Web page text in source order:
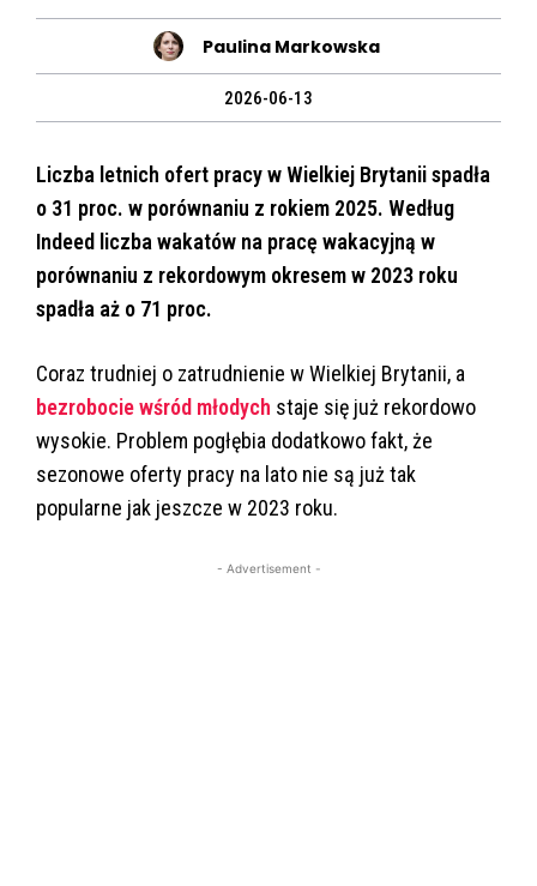
Paulina Markowska
2026-06-13
Liczba letnich ofert pracy w Wielkiej Brytanii spadła
o 31 proc. w porównaniu z rokiem 2025. Według
Indeed liczba wakatów na pracę wakacyjną w
porównaniu z rekordowym okresem w 2023 roku
spadła aż o 71 proc.
Coraz trudniej o zatrudnienie w Wielkiej Brytanii, a
bezrobocie wśród młodych staje się już rekordowo
wysokie. Problem pogłębia dodatkowo fakt, że
sezonowe oferty pracy na lato nie są już tak
popularne jak jeszcze w 2023 roku.
- Advertisement -